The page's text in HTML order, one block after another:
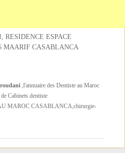
RESIDENCE ESPACE
MAARIF CASABLANCA
roudani ,l'annuaire des Dentiste au Maroc
Cabinets dentiste
MAROC CASABLANCA,chirurgie-